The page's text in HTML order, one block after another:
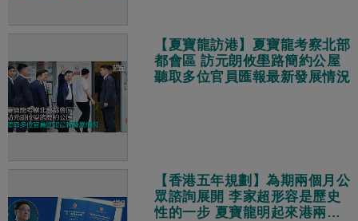
【夏寶龍訪港】夏寶龍考察北部
都會區 訪元朗攸壆路簡約公屋
聽取多位官員匯報最新發展情況
【香港五年規劃】為期兩個月公
眾諮詢展開 李家超形容是歷史
性的一步 夏寶龍明起來港兩天